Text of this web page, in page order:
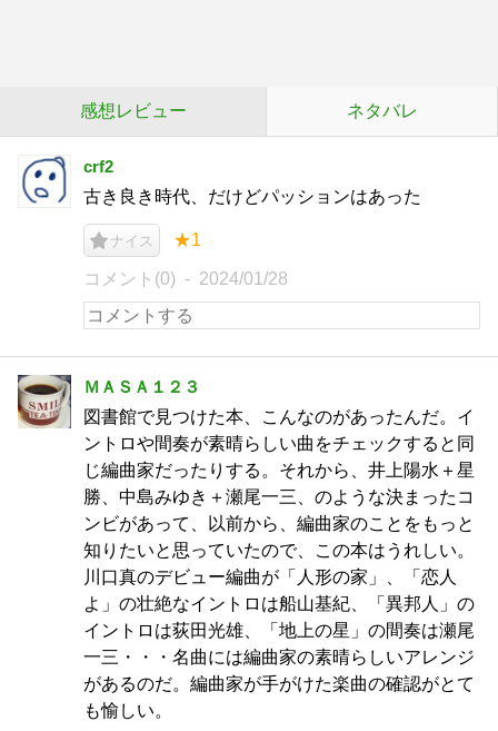
感想レビュー ネタバレ
crf2
古き良き時代、だけどパッションはあった
ナイス ★1
コメント(0) 2024/01/28
ＭＡＳＡ１２３
図書館で見つけた本、こんなのがあったんだ。イ
ントロや間奏が素晴らしい曲をチェックすると同
じ編曲家だったりする。それから、井上陽水＋星
勝、中島みゆき＋瀬尾一三、のような決まったコ
ンビがあって、以前から、編曲家のことをもっと
知りたいと思っていたので、この本はうれしい。
川口真のデビュー編曲が「人形の家」、「恋人
よ」の壮絶なイントロは船山基紀、「異邦人」の
イントロは荻田光雄、「地上の星」の間奏は瀬尾
一三・・・名曲には編曲家の素晴らしいアレンジ
があるのだ。編曲家が手がけた楽曲の確認がとて
も愉しい。